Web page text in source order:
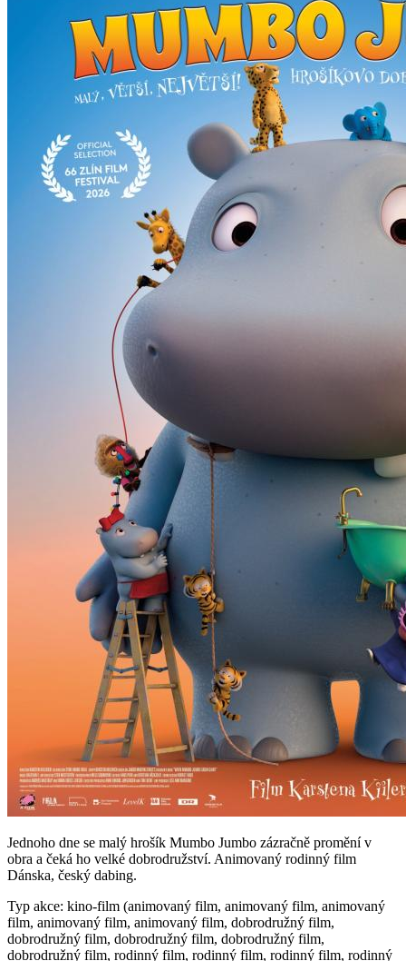
Jednoho dne se malý hrošík Mumbo Jumbo zázračně promění v
obra a čeká ho velké dobrodružství. Animovaný rodinný film
Dánska, český dabing.
Typ akce: kino-film (animovaný film, animovaný film, animovaný
film, animovaný film, animovaný film, dobrodružný film,
dobrodružný film, dobrodružný film, dobrodružný film,
dobrodružný film, rodinný film, rodinný film, rodinný film, rodinný